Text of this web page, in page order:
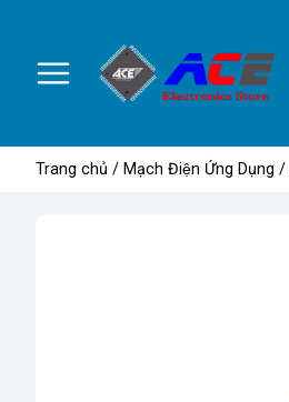
Trang chủ / Mạch Điện Ứng Dụng /